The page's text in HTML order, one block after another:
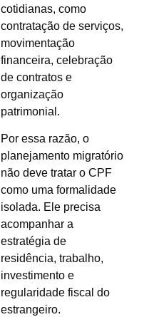
cotidianas, como
contratação de serviços,
movimentação
financeira, celebração
de contratos e
organização
patrimonial.
Por essa razão, o
planejamento migratório
não deve tratar o CPF
como uma formalidade
isolada. Ele precisa
acompanhar a
estratégia de
residência, trabalho,
investimento e
regularidade fiscal do
estrangeiro.